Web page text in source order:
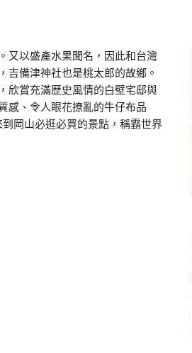
又以盛產水果聞名，因此和台灣
吉備津神社也是桃太郎的故鄉。
欣賞充滿歷史風情的白壁宅邸與
感、令人眼花撩亂的牛仔布品
岡山必逛必買的景點，稱霸世界